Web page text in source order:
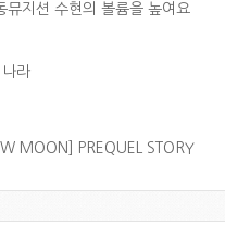
지션 수현의 볼륨을 높여요
라
MOON] PREQUEL STORY